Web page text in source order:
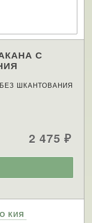
С
ШКАНТОВАНИЯ
2 475 ₽
КИЯ